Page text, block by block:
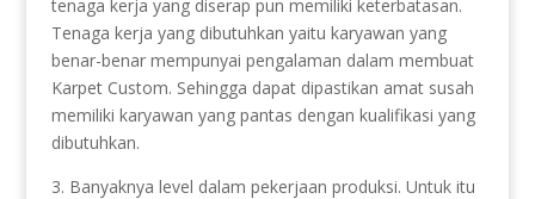
tenaga kerja yang diserap pun memiliki keterbatasan.
Tenaga kerja yang dibutuhkan yaitu karyawan yang
benar-benar mempunyai pengalaman dalam membuat
Karpet Custom. Sehingga dapat dipastikan amat susah
memiliki karyawan yang pantas dengan kualifikasi yang
dibutuhkan.
3. Banyaknya level dalam pekerjaan produksi. Untuk itu